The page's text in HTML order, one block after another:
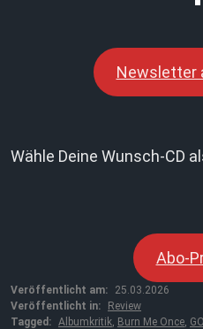
Newsletter
Wähle Deine Wunsch-CD
Abo-
Veröffentlicht am:
25.03.2026
Veröffentlicht in:
Review
Tagged: Albumkritik, Burn Me Once,